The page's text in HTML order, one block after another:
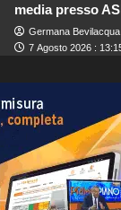
media presso
Germana Bevilacqua
7 Agosto 2026 :